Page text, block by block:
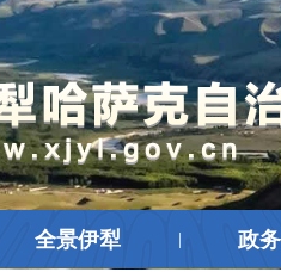
全景伊犁 政